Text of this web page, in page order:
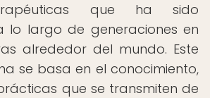
que ha sido
lo largo de generaciones en
alrededor del mundo. Este
se basa en el conocimiento,
que se transmiten de